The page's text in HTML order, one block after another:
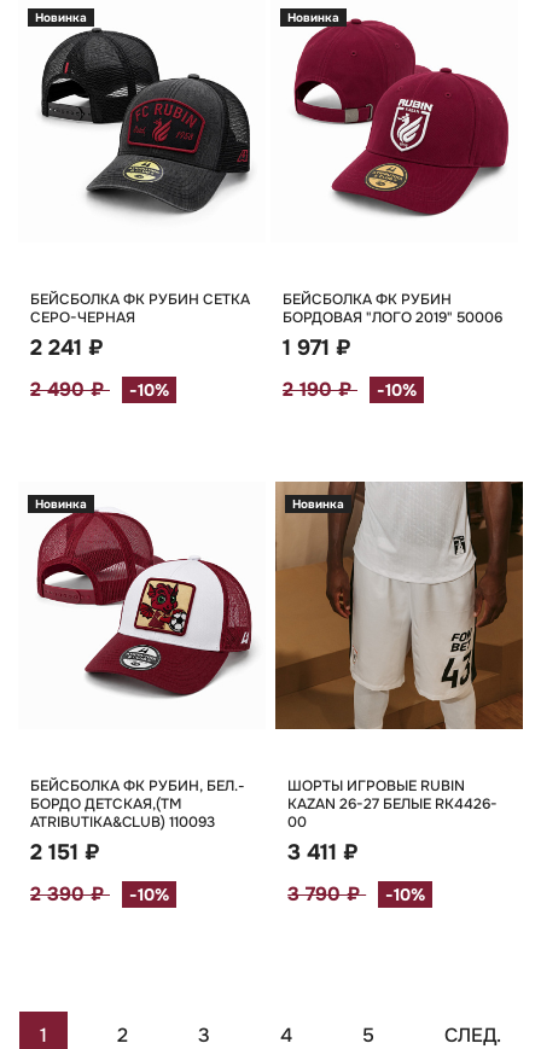
Новинка
БЕЙСБОЛКА ФК РУБИН СЕТКА
СЕРО-ЧЕРНАЯ
2 241 ₽
2 490 ₽ -10%
Новинка
БЕЙСБОЛКА ФК РУБИН
БОРДОВАЯ "ЛОГО 2019" 50006
1 971 ₽
2 190 ₽ -10%
Новинка
БЕЙСБОЛКА ФК РУБИН, БЕЛ.-
БОРДО ДЕТСКАЯ,(TM
ATRIBUTIKA&CLUB) 110093
2 151 ₽
2 390 ₽ -10%
Новинка
ШОРТЫ ИГРОВЫЕ RUBIN
KAZAN 26-27 БЕЛЫЕ RK4426-
00
3 411 ₽
3 790 ₽ -10%
1 2 3 4 5 СЛЕД.